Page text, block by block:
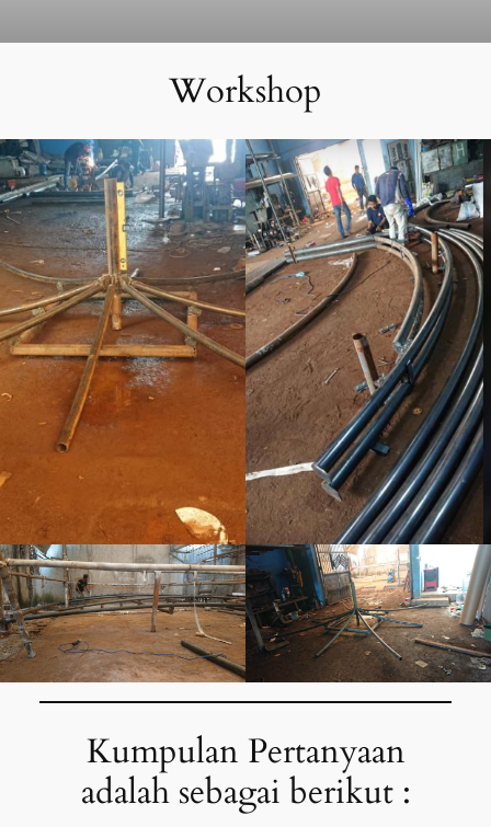
Workshop
Kumpulan Pertanyaan
adalah sebagai berikut :